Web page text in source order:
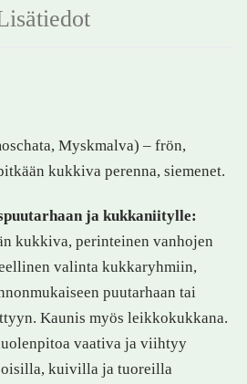
Myskmalva) – frön,
kukkiva perenna, siemenet.
ja kukkaniitylle:
kukkiva, perinteinen vanhojen
valinta kukkaryhmiin,
puutarhaan tai
Kaunis myös leikkokukkana.
vaativa ja viihtyy
kuivilla ja tuoreilla